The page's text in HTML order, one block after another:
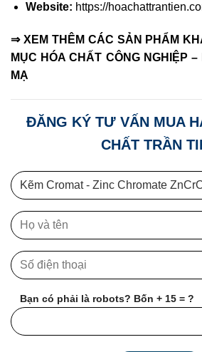
Website: https://
⇒ XEM THÊM CÁC SẢN PHẨM
MỤC HÓA CHẤT CÔNG NGHIỆP –
MẠ
ĐĂNG KÝ TƯ VẤN MUA
CHẤT TRẦN
Bạn có phải là robots? Bốn + 15 = ?